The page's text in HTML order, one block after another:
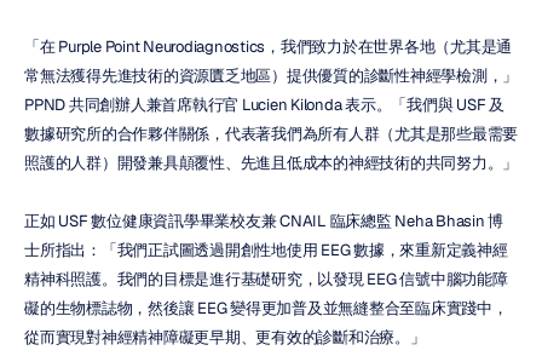
「在 Purple Point Neurodiagnostics，我們致力於在世界各地（尤其是通
常無法獲得先進技術的資源匱乏地區）提供優質的診斷性神經學檢測，」
PPND 共同創辦人兼首席執行官 Lucien Kilonda 表示。「我們與 USF 及
數據研究所的合作夥伴關係，代表著我們為所有人群（尤其是那些最需要
照護的人群）開發兼具顛覆性、先進且低成本的神經技術的共同努力。」
正如 USF 數位健康資訊學畢業校友兼 CNAIL 臨床總監 Neha Bhasin 博
士所指出：「我們正試圖透過開創性地使用 EEG 數據，來重新定義神經
精神科照護。我們的目標是進行基礎研究，以發現 EEG 信號中腦功能障
礙的生物標誌物，然後讓 EEG 變得更加普及並無縫整合至臨床實踐中，
從而實現對神經精神障礙更早期、更有效的診斷和治療。」